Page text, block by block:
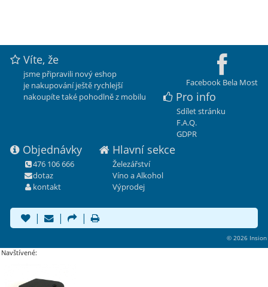
Facebook Bela Most
Víte, že
jsme připravili nový eshop
je nakupování ještě rychlejší
nakoupíte také pohodlně z mobilu
Pro info
Sdílet stránku
F.A.Q.
GDPR
Objednávky
476 106 666
dotaz
kontakt
Hlavní sekce
Železářství
Víno a Alkohol
Výprodej
| | |
© 2026 Insion
Navštívené: